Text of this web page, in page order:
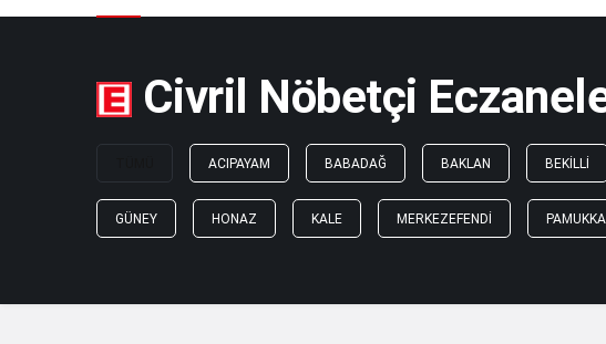
Civril Nöbetçi
ACIPAYAM BABADAĞ BAKLAN BEKILLI
GÜNEY HONAZ KALE MERKEZEFENDI